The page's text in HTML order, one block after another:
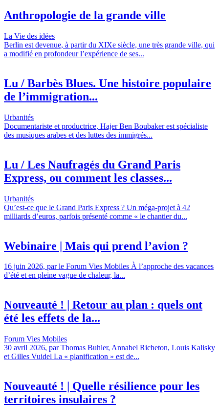
Anthropologie de la grande ville
La Vie des idées
Berlin est devenue, à partir du XIXe siècle, une très grande ville, qui
a modifié en profondeur l’expérience de ses...
Lu / Barbès Blues. Une histoire populaire
de l’immigration...
Urbanités
Documentariste et productrice, Hajer Ben Boubaker est spécialiste
des musiques arabes et des luttes des immigrés...
Lu / Les Naufragés du Grand Paris
Express, ou comment les classes...
Urbanités
Qu’est-ce que le Grand Paris Express ? Un méga-projet à 42
milliards d’euros, parfois présenté comme « le chantier du...
Webinaire | Mais qui prend l’avion ?
16 juin 2026, par le Forum Vies Mobiles À l’approche des vacances
d’été et en pleine vague de chaleur, la...
Nouveauté ! | Retour au plan : quels ont
été les effets de la...
Forum Vies Mobiles
30 avril 2026, par Thomas Buhler, Annabel Richeton, Louis Kalisky
et Gilles Vuidel La « planification » est de...
Nouveauté ! | Quelle résilience pour les
territoires insulaires ?